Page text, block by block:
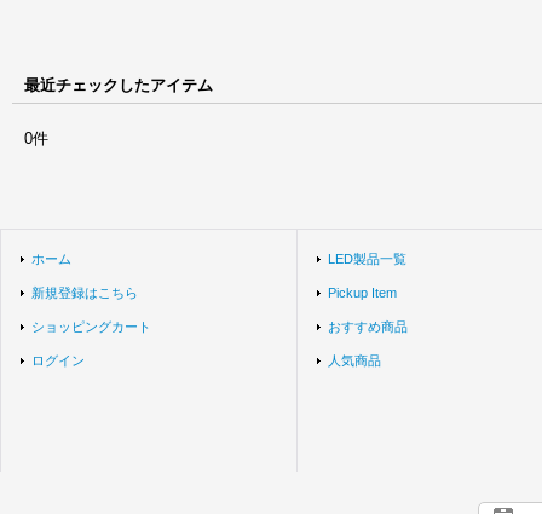
最近チェックしたアイテム
0件
ホーム
新規登録はこちら
ショッピングカート
ログイン
LED製品一覧
Pickup Item
おすすめ商品
人気商品